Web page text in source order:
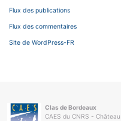
Flux des publications
Flux des commentaires
Site de WordPress-FR
Clas de Bordeaux
CAES du CNRS - Château